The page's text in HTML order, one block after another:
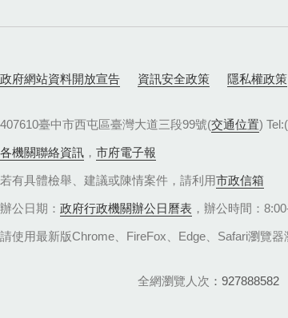
政府網站資料開放宣告 資訊安全政策 隱私權政策
407610臺中市西屯區臺灣大道三段99號(交通位置)
各機關聯絡資訊 ， 市府電子報
若有具體檢舉、建議或陳情案件，請利用市政信箱
辦公日期： 政府行政機關辦公日曆表 ，辦公時間：
請使用最新版Chrome、FireFox、Edge、Safari瀏覽器
全網瀏覽人次 927888582